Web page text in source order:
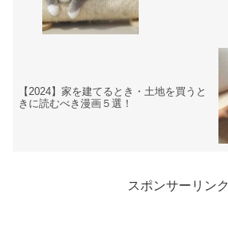
【2024】家を建てるとき・土地を買うと
きに読むべき漫画５選！
スポンサーリンク